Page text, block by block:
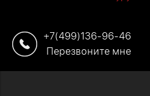
+7(499)136-96-46
Перезвоните мне